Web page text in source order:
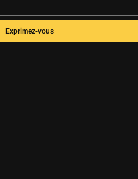
Exprimez-vous